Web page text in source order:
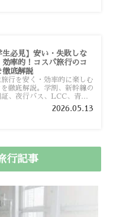
生必見】安い・失敗しな
効率的！コスパ旅行のコ
徹底解説
旅行を安く・効率的に楽しむ
を徹底解説。学割、新幹線の
証、夜行バス、LCC、青春
っぷ、レンタカー割り勘な
生向けの節約旅行術を詳し
2026.05.13
行記事